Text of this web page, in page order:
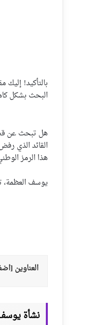
بالتأكيد!
البحث بشكل
هل تبحث عن
القائد الذي
هذا الرمز
يوسف العظمة،
العناوين
نشأة